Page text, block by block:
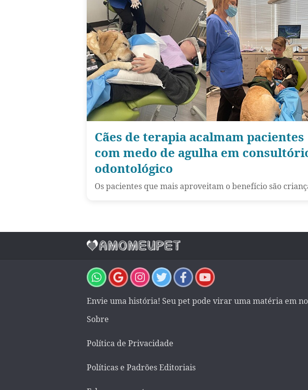
Cães de terapia acalmam pacientes
com medo de agulha em
odontológico
Os pacientes que mais aproveitam o benefício são
Envie uma história! Seu pet pode virar uma matéria em
Sobre
Política de Privacidade
Políticas e Padrões Editoriais